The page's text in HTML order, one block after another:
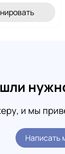
и мы
Написать